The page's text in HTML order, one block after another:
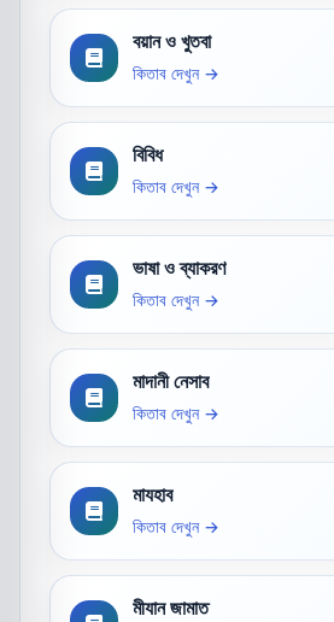
বয়ান ও খুতবা
কিতাব দেখুন →
বিবিধ
কিতাব দেখুন →
ভাষা ও ব্যাকরণ
কিতাব দেখুন →
মাদানী নেসাব
কিতাব দেখুন →
মাযহাব
কিতাব দেখুন →
মীযান জামাত